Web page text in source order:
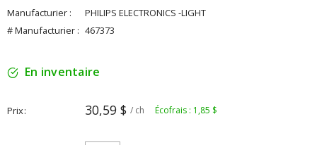
Manufacturier :
PHILIPS ELECTRONICS -LIGHT
# Manufacturier : 467373
En inventaire
Prix 30,59 $ / ch Écofrais : 1,85 $